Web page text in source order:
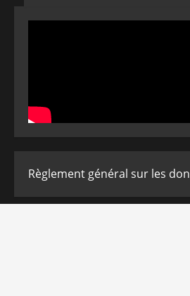
Règlement général sur les